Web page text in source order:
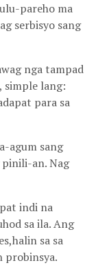
pareho ma
serbisyo sang
nga tampad
simple lang:
para sa
agum sang
pinili-an. Nag
indi na
sa ila. Ang
sa sa
probinsya.